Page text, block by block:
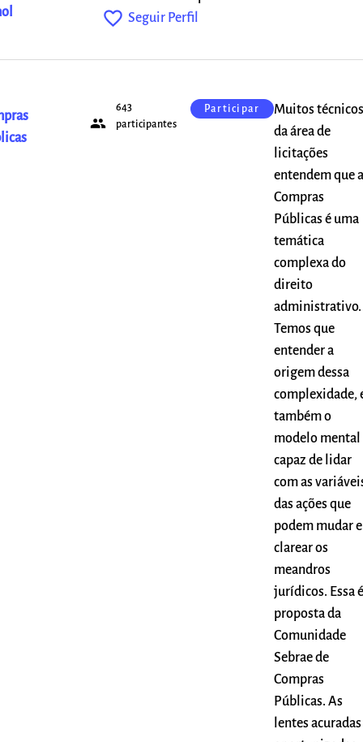
favorite_outline Seguir Perfil
people
643
participantes
Participar
Muitos técnicos
da área de
licitações
entendem que
Compras
Públicas é uma
temática
complexa do
direito
administrativo.
Temos que
entender a
origem dessa
complexidade,
também o
modelo mental
capaz de lidar
com as
das ações que
podem mudar e
clarear os
meandros
jurídicos. Essa
proposta da
Comunidade
Sebrae de
Compras
Públicas. As
lentes acuradas